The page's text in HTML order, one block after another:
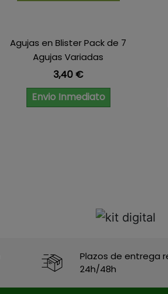
Agujas en Blister Pack de 7
Agujas Variadas
Precio
3,40 €
Envio Inmediato
Plazos de entrega
24h/48h